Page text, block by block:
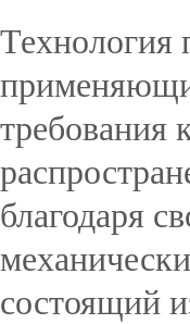
Технология
требования
благодаря
состоящий